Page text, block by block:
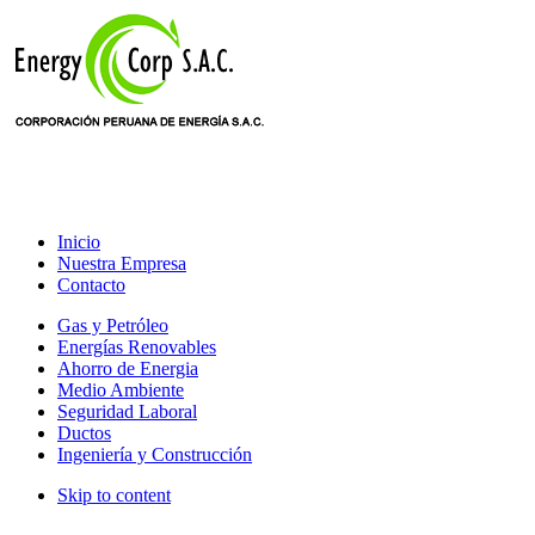
Inicio
Nuestra Empresa
Contacto
Gas y Petróleo
Energías Renovables
Ahorro de Energia
Medio Ambiente
Seguridad Laboral
Ductos
Ingeniería y Construcción
Skip to content